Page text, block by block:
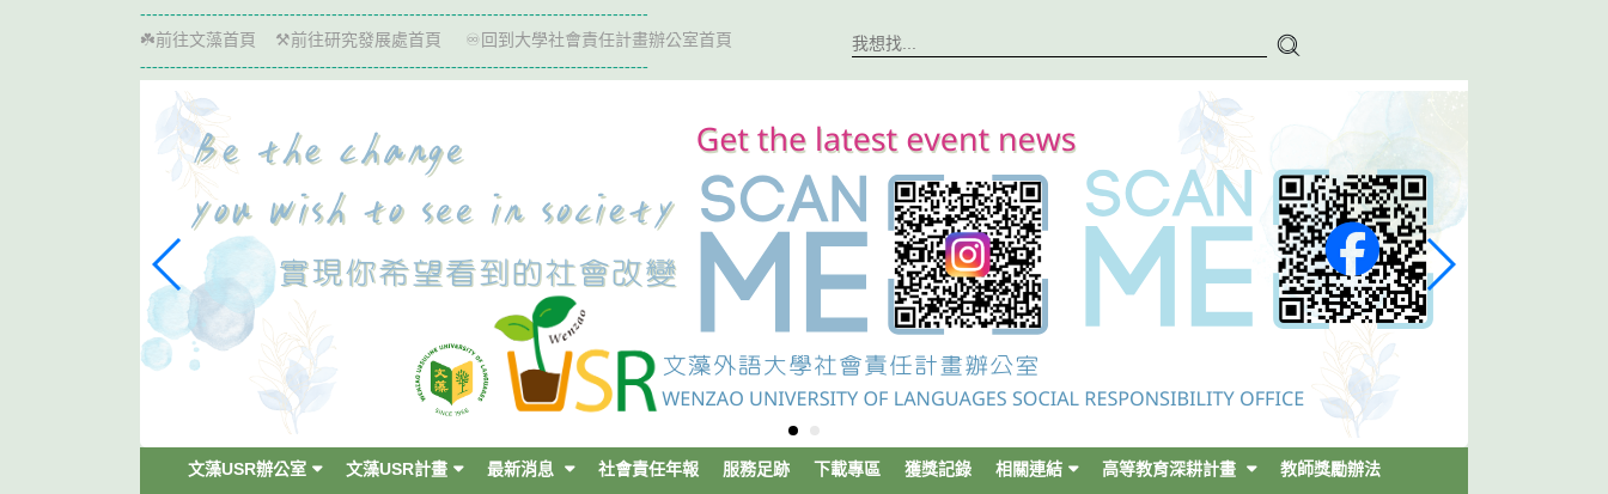
-------------------------------------------------------------------------------------
☘️前往文藻首頁 ⚒️前往研究發展處首頁 ♾️ 回到大學社會責任計畫辦公室首頁
-------------------------------------------------------------------------------------
文藻USR辦公室 文藻USR計畫 最新消息 社會責任年報 服務足跡 下載專區 獲獎記錄 相關連結 高等教育深耕計畫 教師獎勵辦法